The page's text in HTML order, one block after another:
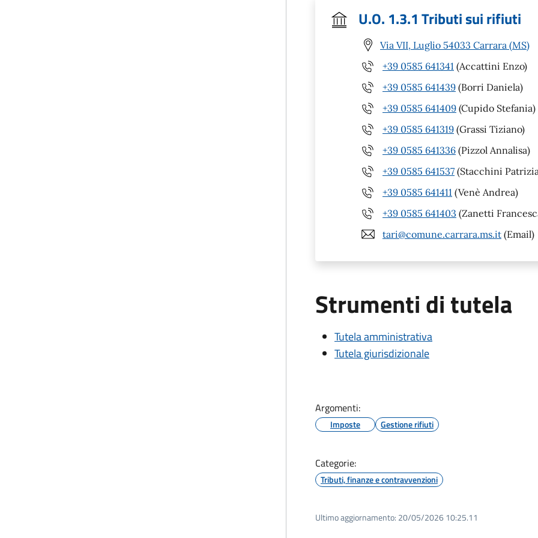
U.O. 1.3.1 Tributi sui rifiuti
Via VII, Luglio 54033 Carrara (MS)
+39 0585 641341 (Accattini Enzo)
+39 0585 641439 (Borri Daniela)
+39 0585 641409 (Cupido Stefania)
+39 0585 641319 (Grassi Tiziano)
+39 0585 641336 (Pizzol Annalisa)
+39 0585 641537 (Stacchini
+39 0585 641411 (Venè Andrea)
+39 0585 641403 (Zanetti
tari@comune.carrara.ms.it (Email)
Strumenti di tutela
Tutela amministrativa
Tutela giurisdizionale
Argomenti:
Imposte Gestione rifiuti
Categorie:
Tributi, finanze e contravvenzioni
Ultimo aggiornamento: 20/05/2026 10:25.11